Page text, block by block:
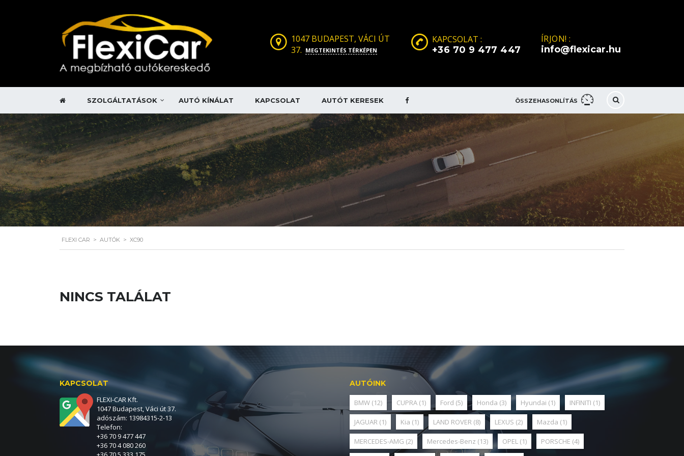
ÍRJON! :
info@flexicar.hu
KAPCSOLAT :
+36 70 9 477 447
1047 BUDAPEST, VÁCI ÚT
37. MEGTEKINTÉS TÉRKÉPEN
ÖSSZEHASONLÍTÁS
SZOLGÁLTATÁSOK AUTÓ KÍNÁLAT KAPCSOLAT AUTÓT KERESEK
FLEXI CAR > AUTÓK > XC90
NINCS TALÁLAT
KAPCSOLAT
FLEXI-CAR Kft.
1047 Budapest, Váci út 37.
adószám: 13984315-2-13
Telefon:
+36 70 9 477 447
+36 70 4 080 260
AUTÓINK
BMW (12) CUPRA (1) Ford (5) Honda (3) Hyundai (1) INFINITI (1)
JAGUAR (1) Kia (1) LAND ROVER (8) LEXUS (2) Mazda (1)
MERCEDES-AMG (2) Mercedes-Benz (13) OPEL (1) PORSCHE (4)